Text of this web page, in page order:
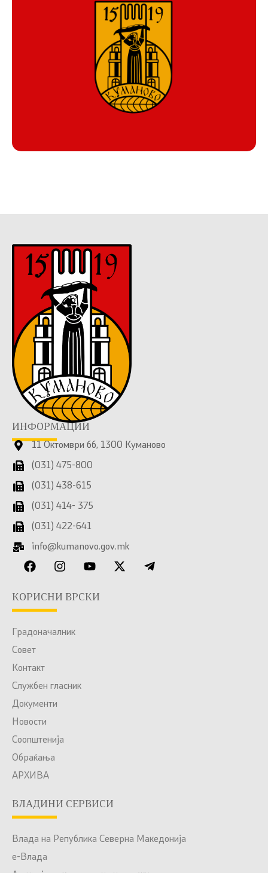
ИНФОРМАЦИИ
11 Октомври бб, 1300 Куманово
(031) 475-800
(031) 438-615
(031) 414- 375
(031) 422-641
info@kumanovo.gov.mk
КОРИСНИ ВРСКИ
Градоначалник
Совет
Контакт
Службен гласник
Документи
Новости
Соопштенија
Обраќања
АРХИВА
ВЛАДИНИ СЕРВИСИ
Влада на Република Северна Македонија
е-Влада